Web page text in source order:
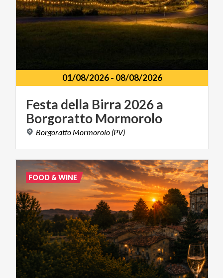
01/08/2026- 08/08/2026
Festa della Birra 2026a
Borgoratto Mormorolo
Borgoratto Mormorolo (PV)
FOOD & WINE